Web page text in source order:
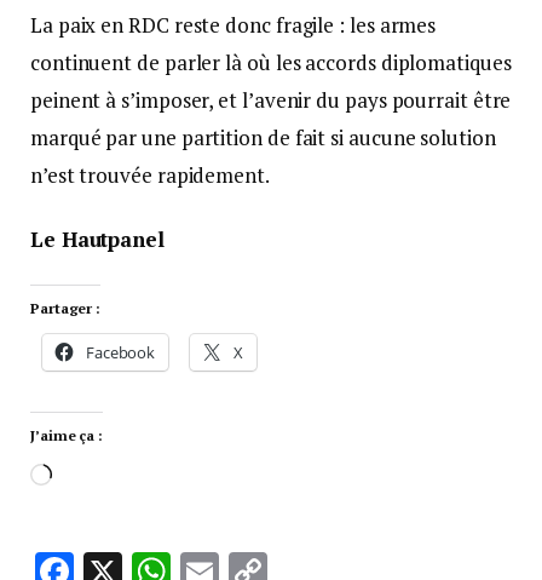
La paix en RDC reste donc fragile : les armes
continuent de parler là où les accords diplomatiques
peinent à s’imposer, et l’avenir du pays pourrait être
marqué par une partition de fait si aucune solution
n’est trouvée rapidement.
Le Hautpanel
Partager :
Facebook X
J’aime ça :